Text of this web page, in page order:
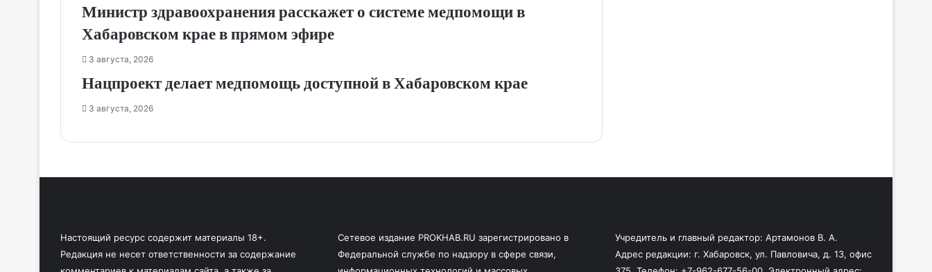
Министр здравоохранения расскажет о системе медпомощи в
Хабаровском крае в прямом эфире
3 августа, 2026
Нацпроект делает медпомощь доступной в Хабаровском крае
3 августа, 2026
Настоящий ресурс содержит материалы 18+.
Редакция не несет ответственности за содержание
Сетевое издание PROKHAB.RU зарегистрировано в
Федеральной службе по надзору в сфере связи,
Учредитель и главный редактор: Артамонов В. А.
Адрес редакции: г. Хабаровск, ул. Павловича, д. 13, офис